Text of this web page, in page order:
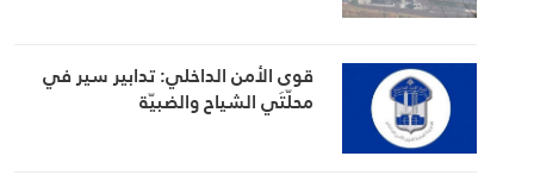
قوى الأمن الداخلي: تدابير سير في
محلّتَي الشياح والضبيّة